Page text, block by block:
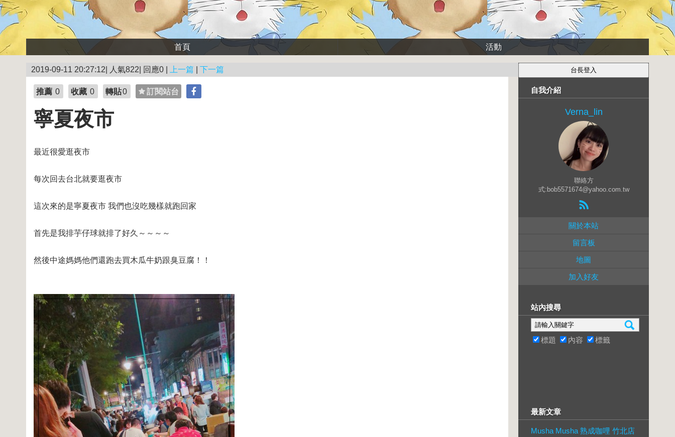
首頁 活動
2019-09-11 20:27:12| 人氣822| 回應0 | 上一篇 下一篇
推薦 0 收藏 0 轉貼0 訂閱站台
寧夏夜市
最近很愛逛夜市
每次回去台北就要逛夜市
這次來的是寧夏夜市 我們也沒吃幾樣就跑回家
首先是我排芋仔球就排了好久～～～～
然後中途媽媽他們還跑去買木瓜牛奶跟臭豆腐！！
自我介紹
Verna_lin
聯絡方
式:bob5571674@yahoo.com.tw
關於本站
留言板
地圖
加入好友
站內搜尋
標題 內容 標籤
最新文章
Musha Musha 熟成咖哩 竹北店